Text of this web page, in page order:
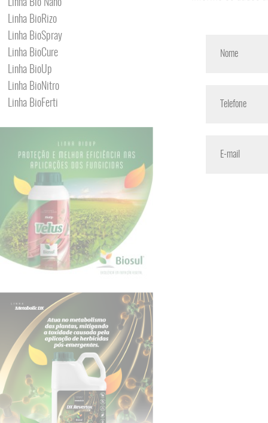
Linha Bio Nano
Linha BioRizo
Linha BioSpray
Linha BioCure
Linha BioUp
Linha BioNitro
Linha BioFerti